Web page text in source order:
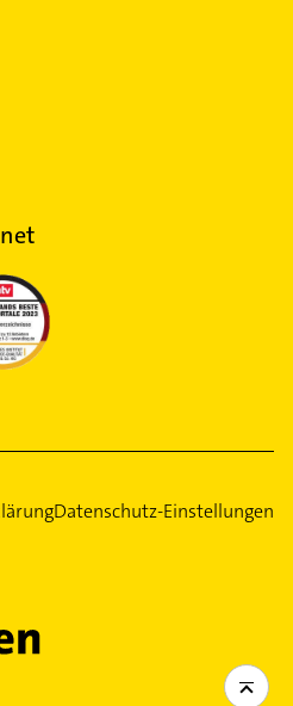
Datenschutz-Einstellungen